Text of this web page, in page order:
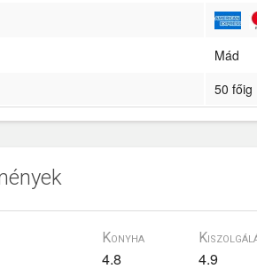
Mád
50 főig
Konyha
4.8 4.9